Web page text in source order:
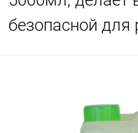
безопасной для